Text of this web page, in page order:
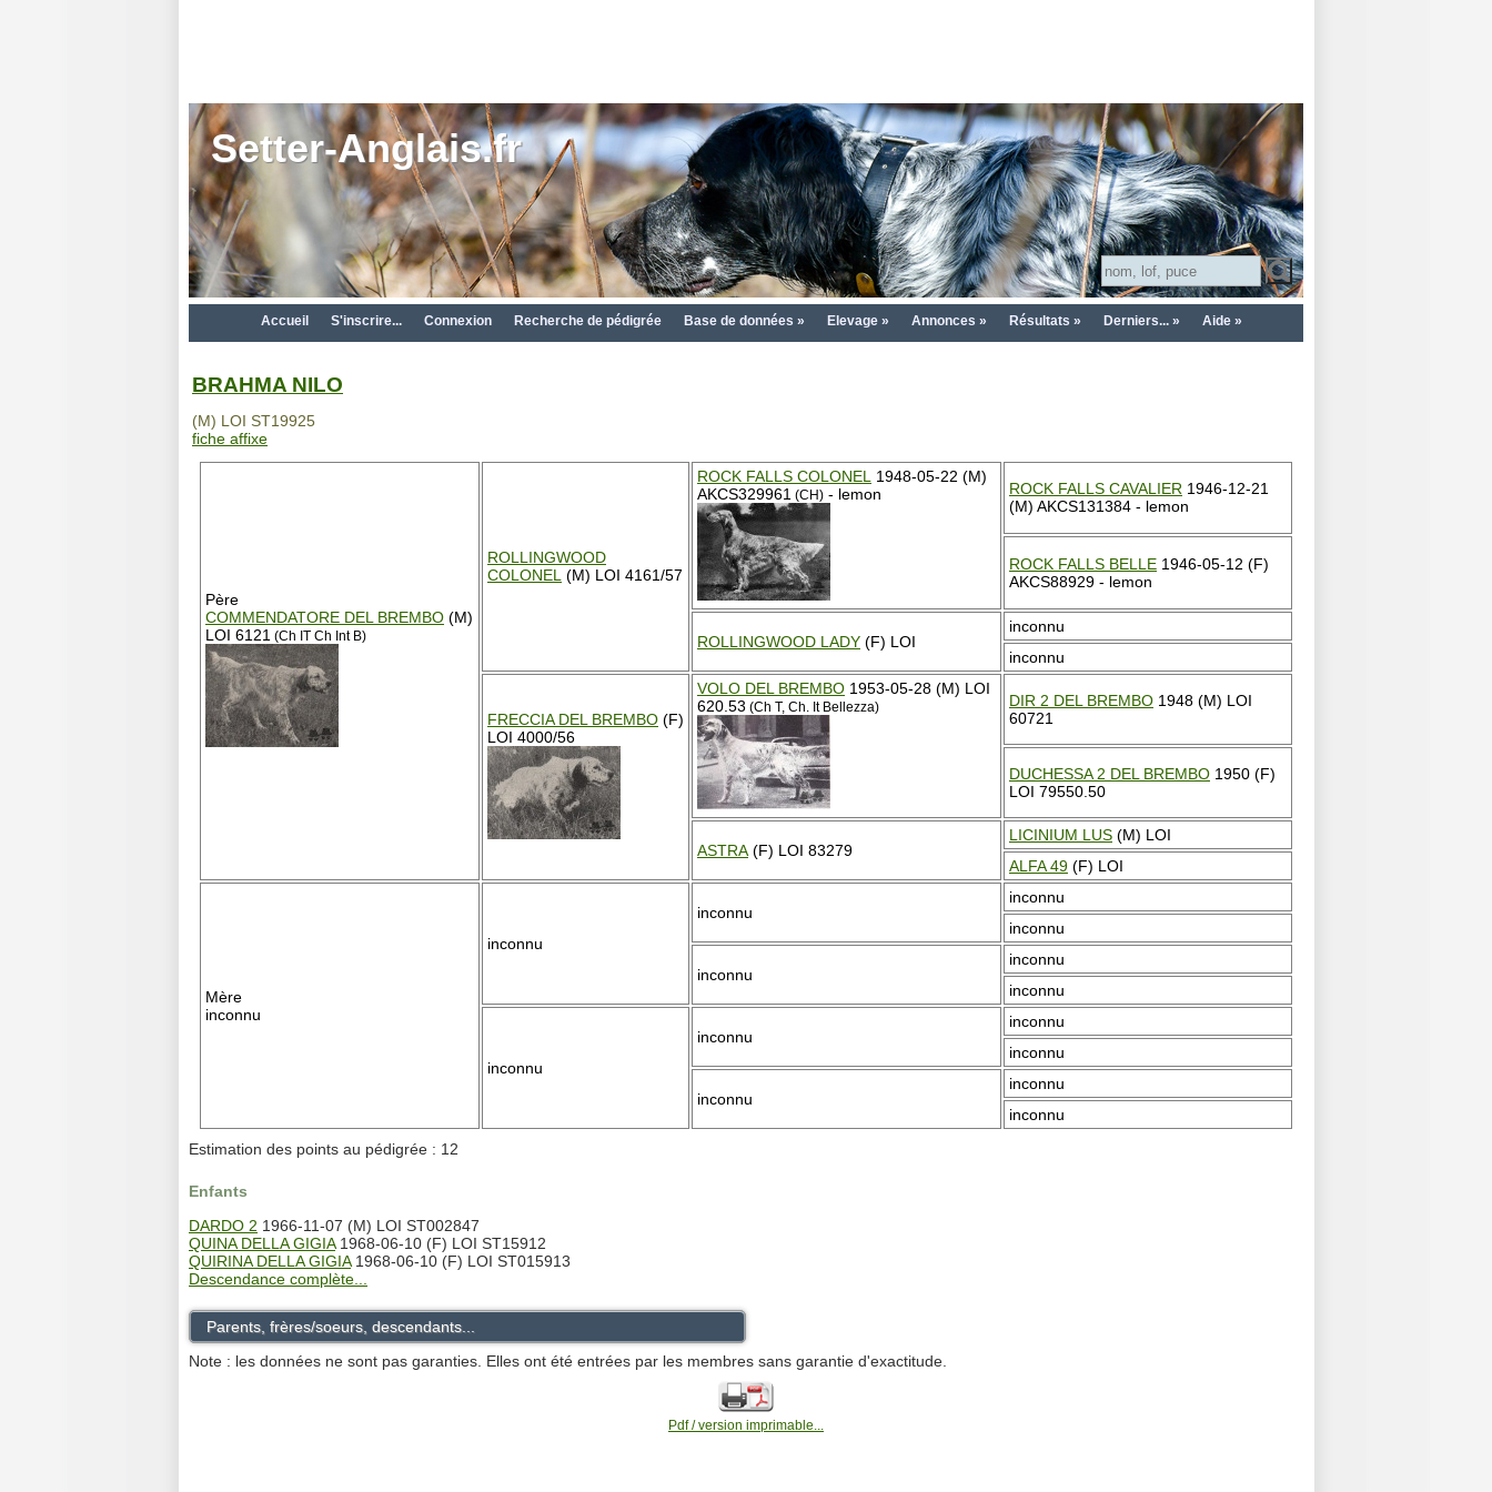
Setter-Anglais.fr
Accueil S'inscrire... Connexion Recherche de pédigrée Base de données » Elevage » Annonces » Résultats » Derniers... » Aide »
BRAHMA NILO
(M) LOI ST19925
fiche affixe
Père
COMMENDATORE DEL BREMBO (M)
LOI 6121 (Ch IT Ch Int B)
ROLLINGWOOD
COLONEL (M) LOI 4161/57
ROCK FALLS COLONEL
1948-05-22 (M)
AKCS329961 (CH) - lemon ROCK FALLS CAVALIER 1946-12-21
(M) AKCS131384 - lemon
ROCK FALLS BELLE 1946-05-12 (F)
AKCS88929 - lemon
ROLLINGWOOD LADY (F) LOI
inconnu
inconnu
FRECCIA DEL BREMBO (F)
LOI 4000/56
VOLO DEL BREMBO 1953-05-28 (M) LOI
620.53 (Ch T, Ch. It Bellezza) DIR 2 DEL BREMBO 1948 (M) LOI
60721
DUCHESSA 2 DEL BREMBO 1950 (F)
LOI 79550.50
ASTRA (F) LOI 83279
LICINIUM LUS (M) LOI
ALFA 49 (F) LOI
Mère
inconnu
inconnu
inconnu
inconnu
inconnu
inconnu
inconnu
inconnu
inconnu
inconnu
inconnu
inconnu
inconnu
inconnu
inconnu
Estimation des points au pédigrée : 12
Enfants
DARDO 2 1966-11-07 (M) LOI ST002847
QUINA DELLA GIGIA1968-06-10 (F) LOI ST15912
QUIRINA DELLA GIGIA1968-06-10 (F) LOI ST015913
Descendance complète...
Parents, frères/soeurs, descendants...
Note : les données ne sont pas garanties. Elles ont été entrées par les membres sans garantie d'exactitude.
Pdf / version imprimable...